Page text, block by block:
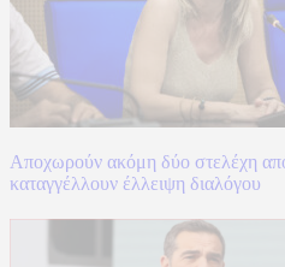
Αποχωρούν ακόμη δύο στελέχη
καταγγέλλουν έλλειψη διαλόγου